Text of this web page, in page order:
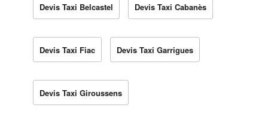
Devis Taxi Belcastel Devis Taxi Cabanès
Devis Taxi Fiac Devis Taxi Garrigues
Devis Taxi Giroussens